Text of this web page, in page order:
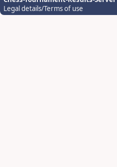
Legal details/Terms of use